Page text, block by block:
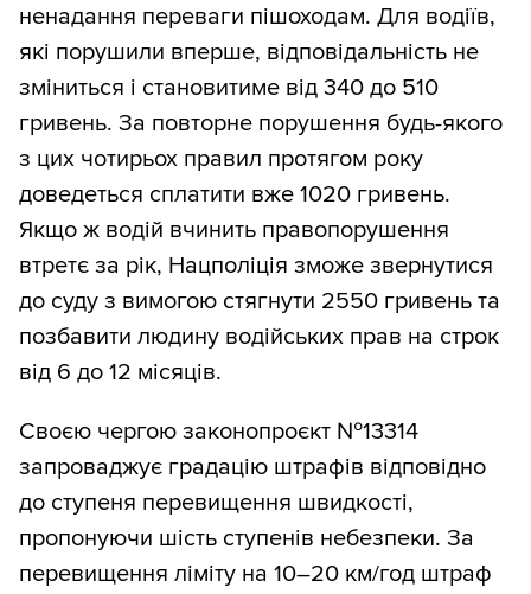
ненадання переваги пішоходам. Для водіїв,
які порушили вперше, відповідальність не
зміниться і становитиме від 340 до 510
гривень. За повторне порушення будь-якого
з цих чотирьох правил протягом року
доведеться сплатити вже 1020 гривень.
Якщо ж водій вчинить правопорушення
втретє за рік, Нацполіція зможе звернутися
до суду з вимогою стягнути 2550 гривень та
позбавити людину водійських прав на строк
від 6 до 12 місяців.
Своєю чергою законопроєкт №13314
запроваджує градацію штрафів відповідно
до ступеня перевищення швидкості,
пропонуючи шість ступенів небезпеки. За
перевищення ліміту на 10–20 км/год штраф